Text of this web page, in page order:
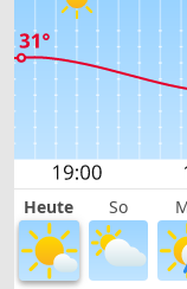
Heute So